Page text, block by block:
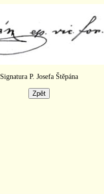
Signatura P. Josefa Štěpána